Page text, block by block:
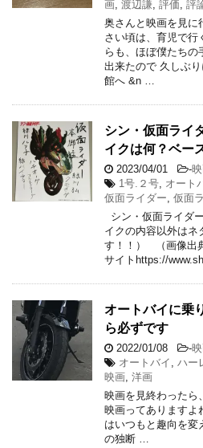
画 渡辺謙 評価 評
奥さんと映画を見に
さい頃は、育児で行
らも、ほぼ僕たち
出来たので 久しぶ
館へ &n …
シン・仮面ライ
イクは何？ベー
2023/04/01 -
1号.２号 オート
仮面ライダー 仮面
シン・仮面ライダ
イクの内容以外はネ
す！！） （画像出
サイトhttps://
オートバイに乗
ら必ずです
2022/01/08 -
オートバイ
ハー
映画 洋画
映画を見終わったら
映画ってあります
はいつもと趣向を変
の独断 …